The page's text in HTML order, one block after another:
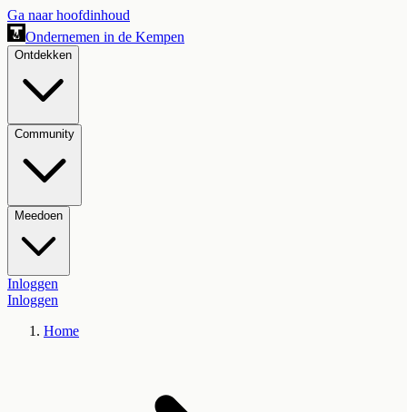
Ga naar hoofdinhoud
Ondernemen in de Kempen
Ontdekken
Community
Meedoen
Inloggen
Inloggen
Home